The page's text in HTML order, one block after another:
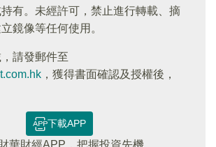
持有。未經許可，禁止進行轉載、摘
鏡像等任何使用。
請發郵件至
，獲得書面確認及授權後，
下載APP
華財經APP，把握投資先機